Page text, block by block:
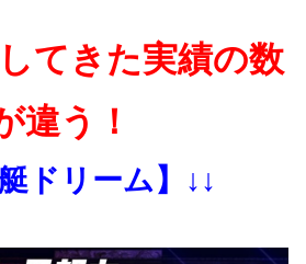
てきた実績の数
違う！
ドリーム】↓↓